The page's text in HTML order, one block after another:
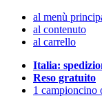
al menù
al contenuto
al carrello
Italia:
Reso gratuito
1 campioncino